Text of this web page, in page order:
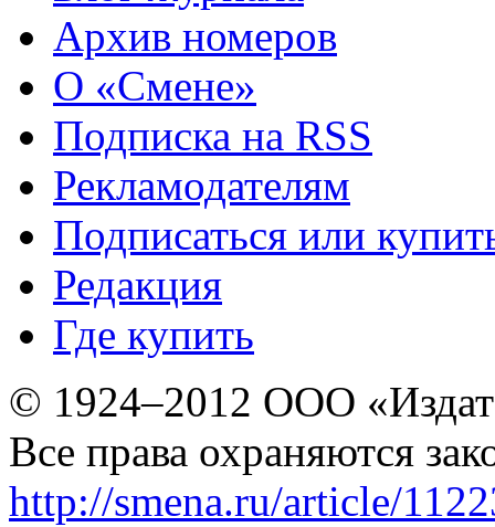
Архив номеров
О «Смене»
Подписка на RSS
Рекламодателям
Подписаться или
Редакция
Где купить
© 1924–2012 ООО
Все права охраняются
http://smena.ru/article/